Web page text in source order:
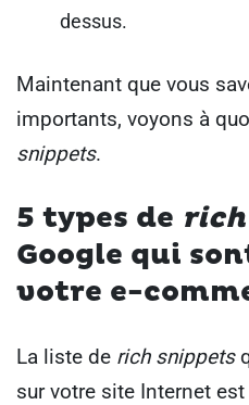
dessus.
Maintenant que vous
importants, voyons à
snippets.
5 types de
Google qui
votre e-
La liste de rich snippets
sur votre site Internet